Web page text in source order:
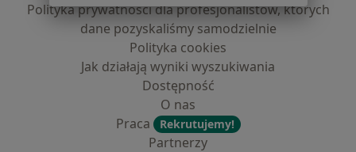
Polityka prywatności dla profesjonalistów, których
dane pozyskaliśmy samodzielnie
Polityka cookies
Jak działają wyniki wyszukiwania
Dostępność
O nas
Praca
Rekrutujemy!
Partnerzy